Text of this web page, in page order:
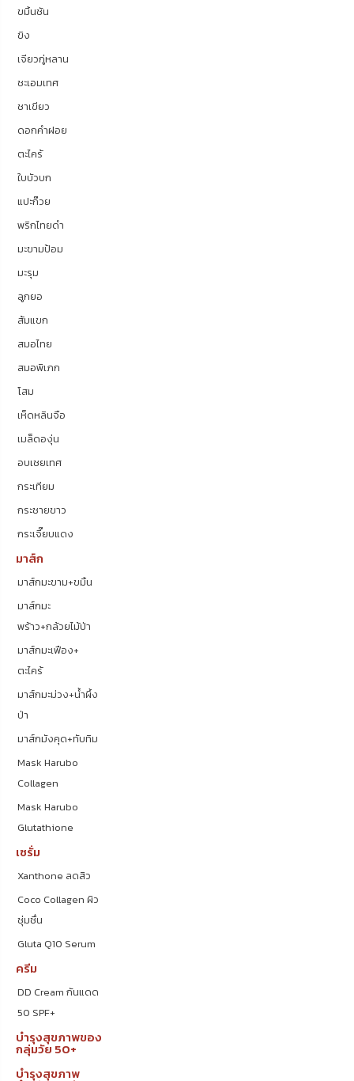
ขมิ้นชัน
ขิง
เจียวกู่หลาน
ชะเอมเทศ
ชาเขียว
ดอกคำฝอย
ตะไคร้
ใบบัวบก
แปะก๊วย
พริกไทยดำ
มะขามป้อม
มะรุม
ลูกยอ
ส้มแขก
สมอไทย
สมอพิเภก
โสม
เห็ดหลินจือ
เมล็ดองุ่น
อบเชยเทศ
กระเทียม
กระชายขาว
กระเจี๊ยบแดง
มาส์ก
มาส์กมะขาม+ขมิ้น
มาส์กมะ
พร้าว+กล้วยไม้ป่า
มาส์กมะเฟือง+
ตะไคร้
มาส์กมะม่วง+น้ำผึ้ง
ป่า
มาส์กมังคุด+ทับทิม
Mask Harubo
Collagen
Mask Harubo
Glutathione
เซรั่ม
Xanthone ลดสิว
Coco Collagen ผิว
ชุ่มชื่น
Gluta Q10 Serum
ครีม
DD Cream กันแดด
50 SPF+
บำรุงสุขภาพของ
กลุ่มวัย 50+
บำรุงสุขภาพ